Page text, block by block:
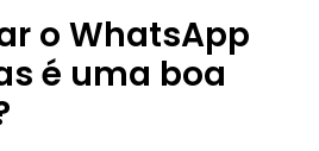
o WhatsApp
é uma boa